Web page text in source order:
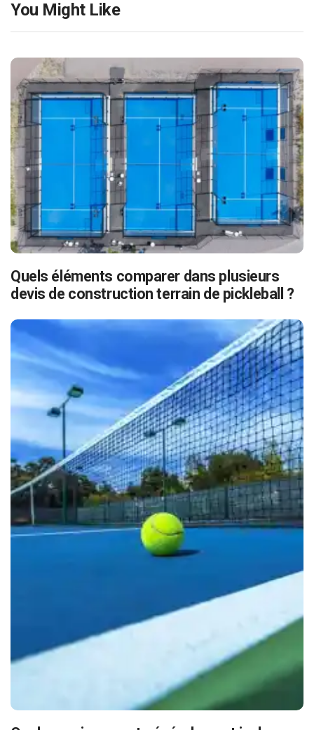
You Might Like
Quels éléments comparer dans plusieurs
devis de construction terrain de pickleball ?